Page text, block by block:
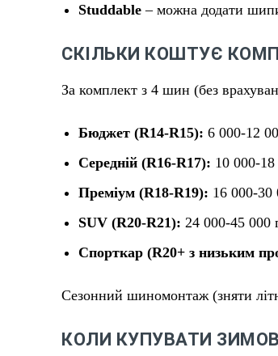
Studdable – можна додати
СКІЛЬКИ КОШТУЄ
За комплект з 4 шин (без
Бюджет (R14-R15): 6 000-12
Середній (R16-R17): 10 000-18
Преміум (R18-R19): 16 000-30
SUV (R20-R21): 24 000-45 000
Спорткар (R20+ з низьким
Сезонний шиномонтаж (зняти
КОЛИ КУПУВАТИ